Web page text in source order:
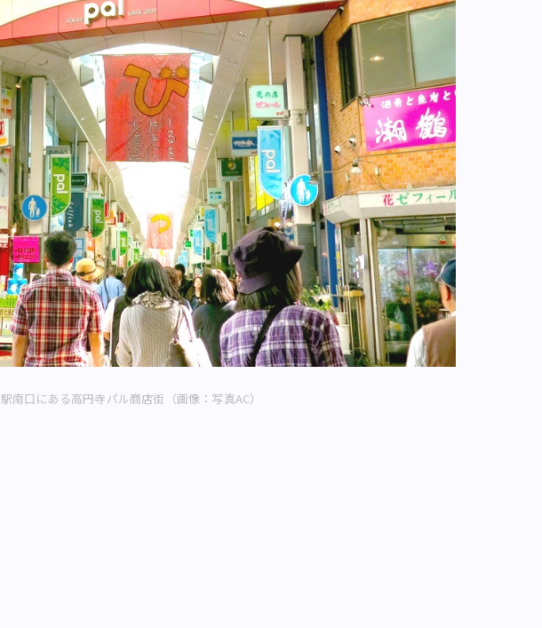
駅南口にある高円寺パル商店街（画像：写真AC）